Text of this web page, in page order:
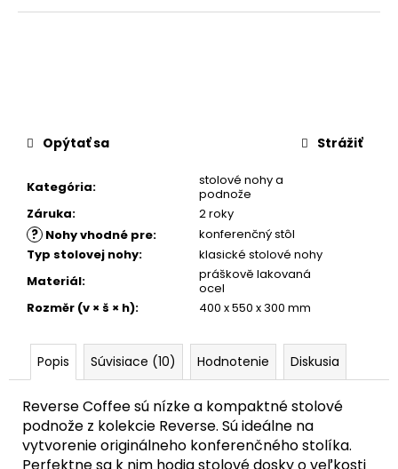
Kategória:
stolové nohy a
podnože
Záruka: 2 roky
? Nohy vhodné pre:
konferenčný stôl
Typ stolovej nohy:
klasické stolové nohy
Materiál:
práškově lakovaná
ocel
Rozměr (v × š × h): 400 x 550 x 300 mm
Opýtať sa Strážiť
Popis Súvisiace (10) Hodnotenie Diskusia
Reverse Coffee sú nízke a kompaktné stolové
podnože z kolekcie Reverse. Sú ideálne na
vytvorenie originálneho konferenčného stolíka.
Perfektne sa k nim hodia stolové dosky o veľkosti